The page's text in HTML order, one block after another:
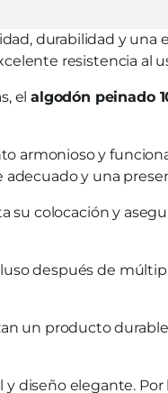
durabilidad y una
resistencia al
elalgodón peinado
armonioso y
adecuado y una
su colocación y
después de
un producto
diseño elegante.